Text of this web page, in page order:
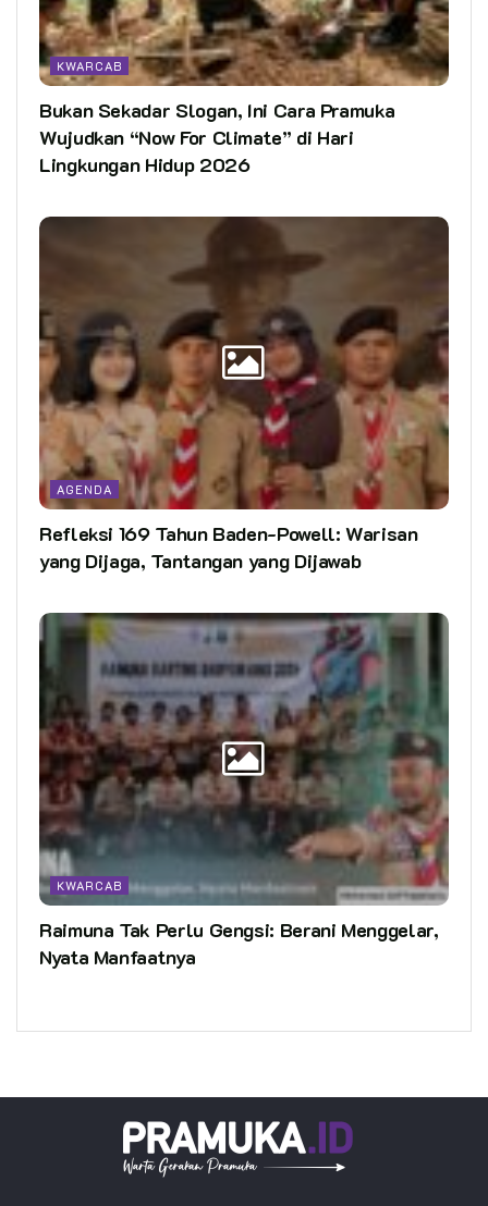
KWARCAB
Bukan Sekadar Slogan, Ini Cara Pramuka
Wujudkan “Now For Climate” di Hari
Lingkungan Hidup 2026
AGENDA
Refleksi 169 Tahun Baden-Powell: Warisan
yang Dijaga, Tantangan yang Dijawab
KWARCAB
Raimuna Tak Perlu Gengsi: Berani Menggelar,
Nyata Manfaatnya